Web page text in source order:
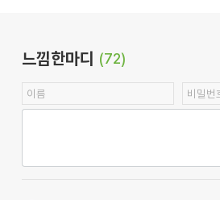
느낌한마디 (72)